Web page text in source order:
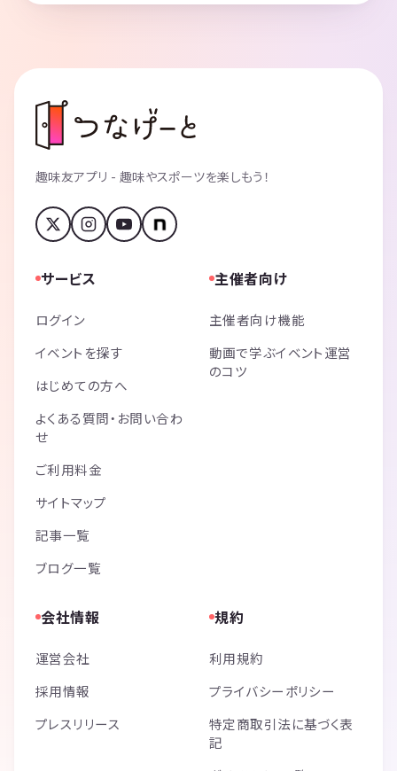
趣味友アプリ - 趣味やスポーツを楽しもう！
サービス
ログイン
イベントを探す
はじめての方へ
よくある質問・お問い合わ
せ
ご利用料金
サイトマップ
記事一覧
ブログ一覧
主催者向け
主催者向け機能
動画で学ぶイベント運営
のコツ
会社情報
運営会社
採用情報
プレスリリース
規約
利用規約
プライバシーポリシー
特定商取引法に基づく表
記